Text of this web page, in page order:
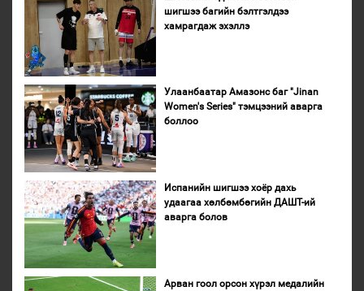
шигшээ багийн бэлтгэлдээ
хамрагдаж эхэллэ
Улаанбаатар Амазонс баг "Jinan
Women's Series" тэмцээний аварга
боллоо
Испанийн шигшээ хоёр дахь
удаагаа хөлбөмбөгийн ДАШТ-ий
аварга болов
Арван гоол орсон хүрэл медалийн